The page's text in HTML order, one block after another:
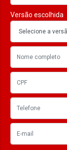
Versão escolhida